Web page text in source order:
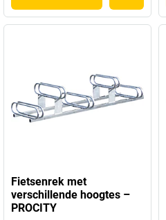
Fietsenrek met
verschillende hoogtes –
PROCITY